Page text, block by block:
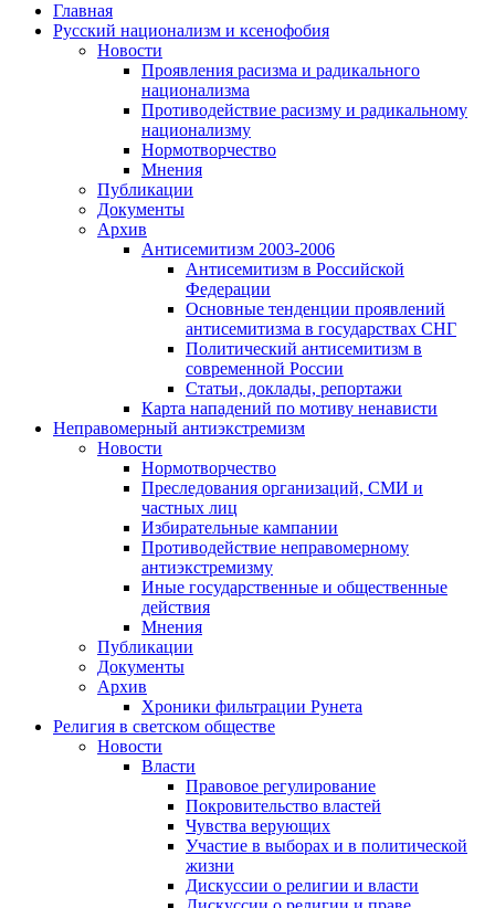
Главная
Русский национализм и ксенофобия
Новости
Проявления расизма и радикального
национализма
Противодействие расизму и радикальному
национализму
Нормотворчество
Мнения
Публикации
Документы
Архив
Антисемитизм 2003-2006
Антисемитизм в Российской
Федерации
Основные тенденции проявлений
антисемитизма в государствах СНГ
Политический антисемитизм в
современной России
Статьи, доклады, репортажи
Карта нападений по мотиву ненависти
Неправомерный антиэкстремизм
Новости
Нормотворчество
Преследования организаций, СМИ и
частных лиц
Избирательные кампании
Противодействие неправомерному
антиэкстремизму
Иные государственные и общественные
действия
Мнения
Публикации
Документы
Архив
Хроники фильтрации Рунета
Религия в светском обществе
Новости
Власти
Правовое регулирование
Покровительство властей
Чувства верующих
Участие в выборах и в политической
жизни
Дискуссии о религии и власти